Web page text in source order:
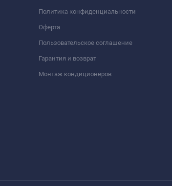
Политика конфиденциальности
Оферта
Пользовательское соглашение
Гарантия и возврат
Монтаж кондиционеров